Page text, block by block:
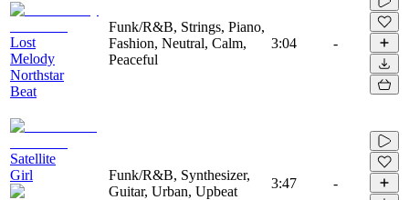
Lost
Melody
Northstar
Beat
Funk/R&B, Strings, Piano,
Fashion, Neutral, Calm,
Peaceful
3:04 -
Satellite
Girl
Funk/R&B, Synthesizer,
Guitar, Urban, Upbeat
3:47 -